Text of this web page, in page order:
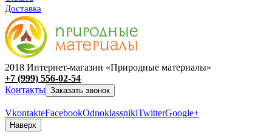
Доставка
2018 Интернет-магазин «Природные материалы»
+7 (999) 556-02-54
Контакты Заказать звонок
VkontakteFacebookOdnoklassnikiTwitterGoogle+
Наверх